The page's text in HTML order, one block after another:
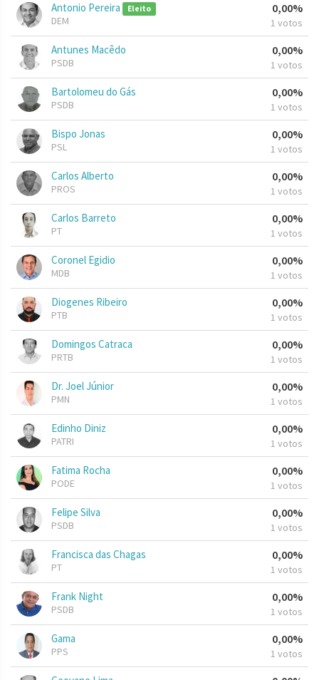
Antonio Pereira Eleito
DEM
0,00%
1 votos
Antunes Macêdo
PSDB
0,00%
1 votos
Bartolomeu do Gás
PSDB
0,00%
1 votos
Bispo Jonas
PSL
0,00%
1 votos
Carlos Alberto
PROS
0,00%
1 votos
Carlos Barreto
PT
0,00%
1 votos
Coronel Egidio
MDB
0,00%
1 votos
Diogenes Ribeiro
PTB
0,00%
1 votos
Domingos Catraca
PRTB
0,00%
1 votos
Dr. Joel Júnior
PMN
0,00%
1 votos
Edinho Diniz
PATRI
0,00%
1 votos
Fatima Rocha
PODE
0,00%
1 votos
Felipe Silva
PSDB
0,00%
1 votos
Francisca das Chagas
PT
0,00%
1 votos
Frank Night
PSDB
0,00%
1 votos
Gama
PPS
0,00%
1 votos